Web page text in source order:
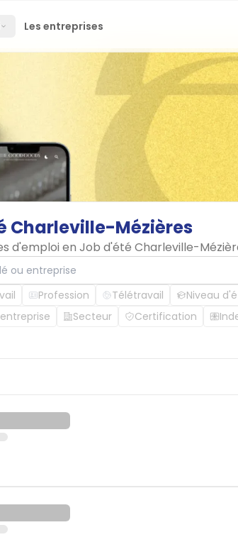
Les entreprises
Charleville-Mézières
d'emploi en Job d'été Charleville-
entreprise
Profession Télétravail Niveau
Secteur Certification